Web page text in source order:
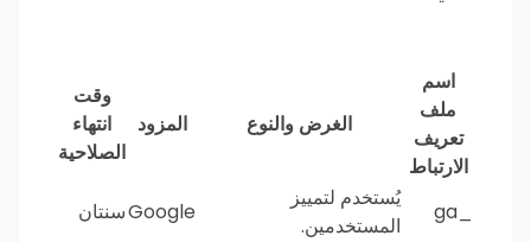
اسم
ملف
تعريف
الارتباط
الغرض والنوع المزود
وقت
انتهاء
الصلاحية
يُستخدم لتمييز
المستخدمين.
Googleسنتان